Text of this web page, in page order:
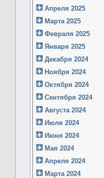
Апреля 2025
Марта 2025
Февраля 2025
Января 2025
Декабря 2024
Ноября 2024
Октября 2024
Сентября 2024
Августа 2024
Июля 2024
Июня 2024
Мая 2024
Апреля 2024
Марта 2024